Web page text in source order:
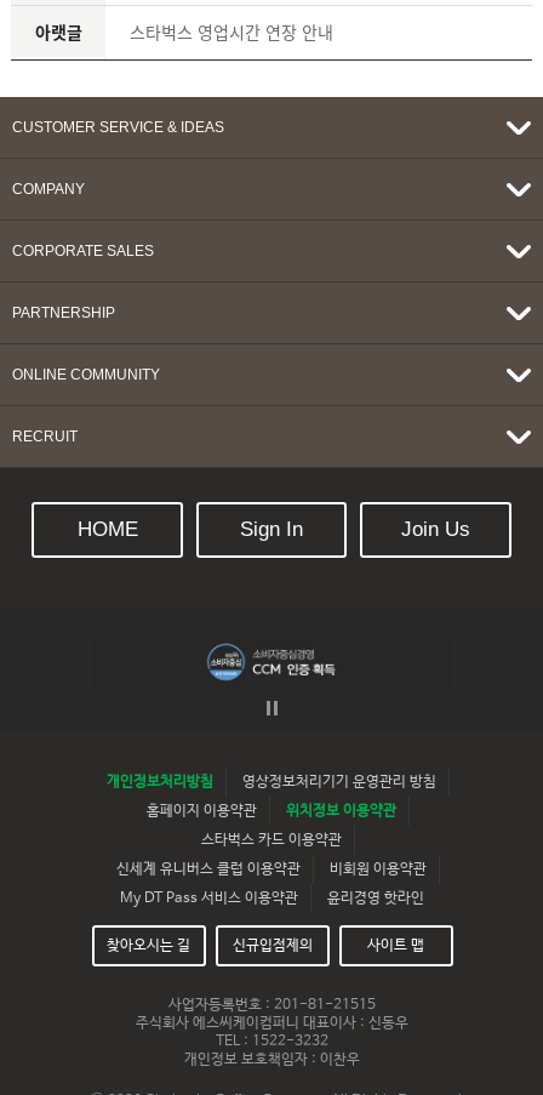
아랫글 스타벅스 영업시간 연장 안내
CUSTOMER SERVICE & IDEAS
COMPANY
CORPORATE SALES
PARTNERSHIP
ONLINE COMMUNITY
RECRUIT
HOME Sign In Join Us
개인정보처리방침
영상정보처리기기 운영관리 방침
홈페이지 이용약관
위치정보 이용약관
스타벅스 카드 이용약관
신세계 유니버스 클럽 이용약관
비회원 이용약관
My DT Pass 서비스 이용약관
윤리경영 핫라인
찾아오시는 길 신규입점제의 사이트 맵
사업자등록번호 : 201-81-21515
주식회사 에스씨케이컴퍼니 대표이사 : 신동우
TEL : 1522-3232
개인정보 보호책임자 : 이찬우